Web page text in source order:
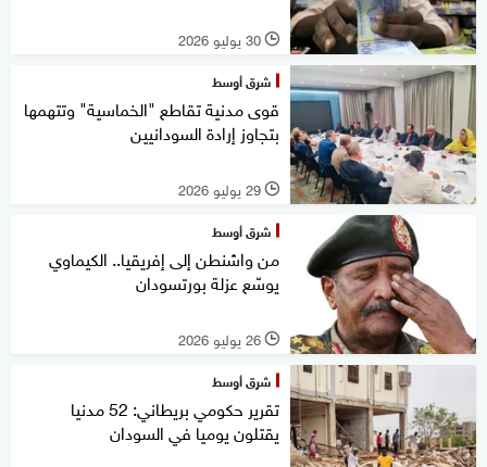
l 30 يوليو 2026
شرق أوسط
قوى مدنية تقاطع "الخماسية" وتتهمها
بتجاوز إرادة السودانيين
l 29 يوليو 2026
شرق أوسط
من واشنطن إلى إفريقيا.. الكيماوي
يوسّع عزلة بورتسودان
l 26 يوليو 2026
شرق أوسط
تقرير حكومي بريطاني: 52 مدنيا
يقتلون يوميا في السودان